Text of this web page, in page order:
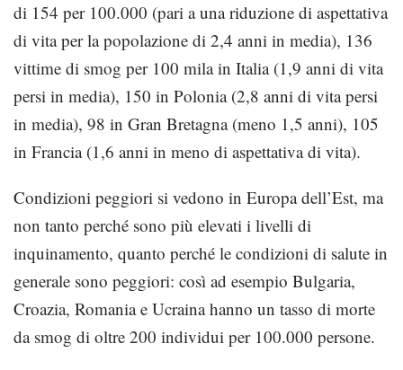
di 154 per 100.000 (pari a una riduzione di aspettativa
di vita per la popolazione di 2,4 anni in media), 136
vittime di smog per 100 mila in Italia (1,9 anni di vita
persi in media), 150 in Polonia (2,8 anni di vita persi
in media), 98 in Gran Bretagna (meno 1,5 anni), 105
in Francia (1,6 anni in meno di aspettativa di vita).
Condizioni peggiori si vedono in Europa dell’Est, ma
non tanto perché sono più elevati i livelli di
inquinamento, quanto perché le condizioni di salute in
generale sono peggiori: così ad esempio Bulgaria,
Croazia, Romania e Ucraina hanno un tasso di morte
da smog di oltre 200 individui per 100.000 persone.